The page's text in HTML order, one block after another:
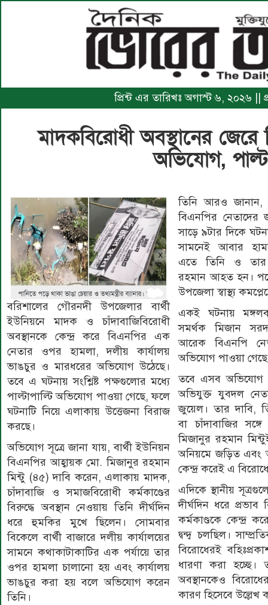
প্রিন্ট এর তারিখঃ অগাস্ট ৬, ২০২৬ ||
মাদকবিরোধী অবস্থানের
অভিযোগ,
বরিশালের গৌরনদী উপজেলার বার্থী
ইউনিয়নে মাদক ও চাঁদাবাজিবিরোধী
অবস্থানকে কেন্দ্র করে বিএনপির এক
নেতার ওপর হামলা, দলীয় কার্যালয়
ভাঙচুর ও মারধরের অভিযোগ উঠেছে।
তবে এ ঘটনায় সংশ্লিষ্ট পক্ষগুলোর মধ্যে
পাল্টাপাল্টি অভিযোগ পাওয়া গেছে, ফলে
ঘটনাটি নিয়ে এলাকায় উত্তেজনা বিরাজ
করছে।
অভিযোগ সূত্রে জানা যায়, বার্থী ইউনিয়ন
বিএনপির আহ্বায়ক মো. মিজানুর রহমান
মিন্টু (৪৫) দাবি করেন, এলাকায় মাদক,
চাঁদাবাজি ও সমাজবিরোধী কর্মকাণ্ডের
বিরুদ্ধে অবস্থান নেওয়ায় তিনি দীর্ঘদিন
ধরে হুমকির মুখে ছিলেন। সোমবার
বিকেলে বার্থী বাজারে দলীয় কার্যালয়ের
সামনে কথাকাটাকাটির এক পর্যায়ে তার
ওপর হামলা চালানো হয় এবং কার্যালয়
ভাঙচুর করা হয় বলে অভিযোগ করেন
তিনি।
তিনি আরও জানান,
বিএনপির নেতাদের
সাড়ে ৯টার দিকে
সামনেই আবার
এতে তিনি ও
রহমান আহত হন।
উপজেলা স্বাস্থ্য
একই ঘটনায়
সমর্থক মিজান
আরেক বিএনপি
অভিযোগ পাওয়া
তবে এসব অভিযোগ
অভিযুক্ত যুবদল
জুয়েল। তার দাবি,
বা চাঁদাবাজির
মিজানুর রহমান
অনিয়মে জড়িত এবং
কেন্দ্র করেই এ
এদিকে স্থানীয়
দীর্ঘদিন ধরে প্রভাব
কর্মকাণ্ডকে কেন্দ্র
দ্বন্দ্ব চলছিল।
বিরোধেরই
ধারণা করা হচ্ছে।
অবস্থানকেও
কারণ হিসেবে